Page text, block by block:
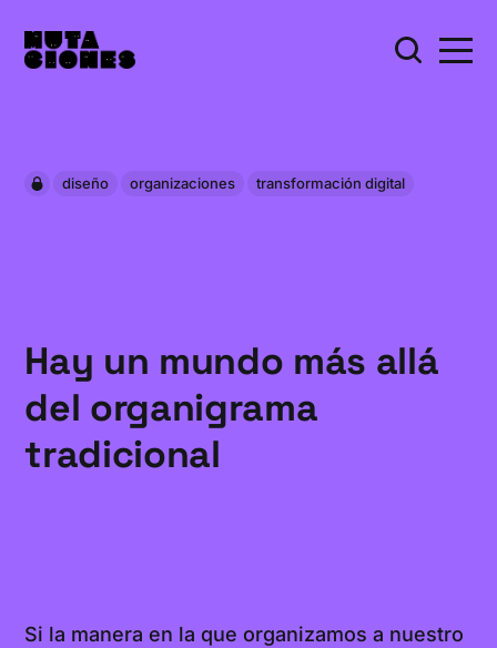
diseño organizaciones transformación digital
Hay un mundo más allá
del organigrama
tradicional
Si la manera en la que organizamos a nuestro